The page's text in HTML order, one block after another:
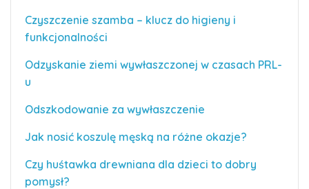
Czyszczenie szamba – klucz do higieny i
funkcjonalności
Odzyskanie ziemi wywłaszczonej w czasach PRL-
u
Odszkodowanie za wywłaszczenie
Jak nosić koszulę męską na różne okazje?
Czy huśtawka drewniana dla dzieci to dobry
pomysł?